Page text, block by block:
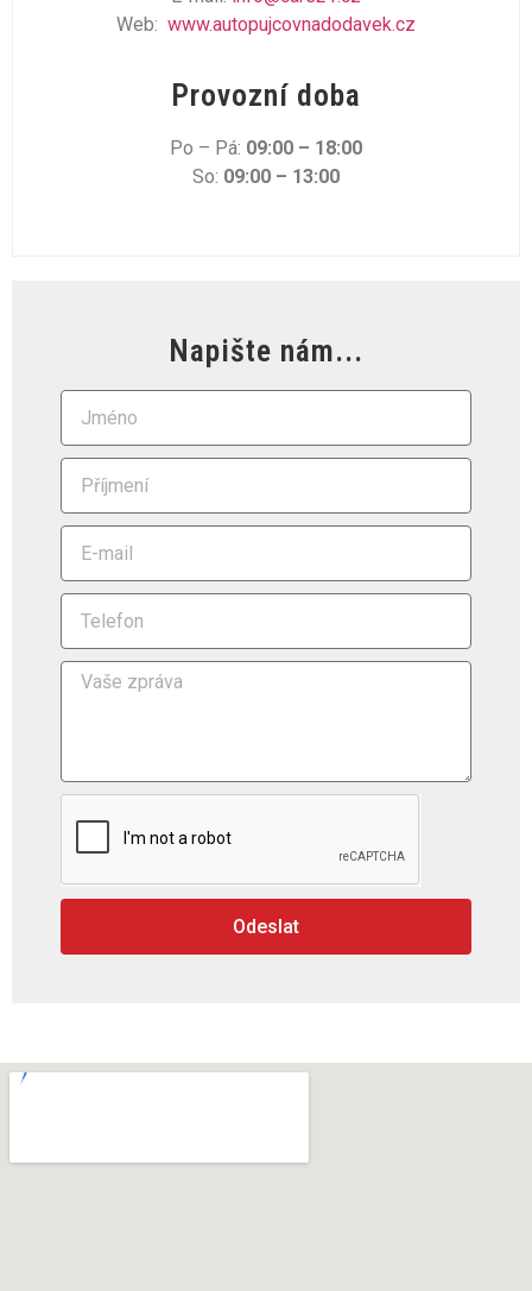
Web: www.autopujcovnadodavek.cz
Provozní doba
Po – Pá: 09:00 – 18:00
So: 09:00 – 13:00
Napište nám...
Odeslat